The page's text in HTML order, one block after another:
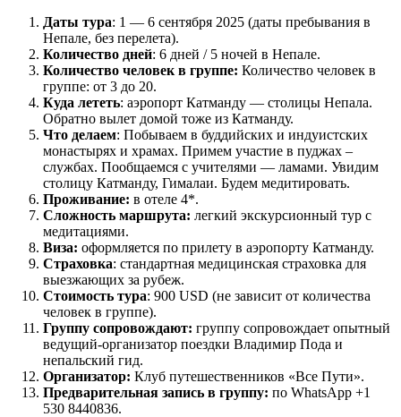
Даты тура: 1 — 6 сентября 2025 (даты пребывания в
Непале, без перелета).
Количество дней: 6 дней / 5 ночей в Непале.
Количество человек в группе: Количество человек в
группе: от 3 до 20.
Куда лететь: аэропорт Катманду — столицы Непала.
Обратно вылет домой тоже из Катманду.
Что делаем: Побываем в буддийских и индуистских
монастырях и храмах. Примем участие в пуджах –
службах. Пообщаемся с учителями — ламами. Увидим
столицу Катманду, Гималаи. Будем медитировать.
Проживание: в отеле 4*.
Сложность маршрута: легкий экскурсионный тур с
медитациями.
Виза: оформляется по прилету в аэропорту Катманду.
Страховка: стандартная медицинская страховка для
выезжающих за рубеж.
Стоимость тура: 900 USD (не зависит от количества
человек в группе).
Группу сопровождают: группу сопровождает опытный
ведущий-организатор поездки Владимир Пода и
непальский гид.
Организатор: Клуб путешественников «Все Пути».
Предварительная запись в группу: по WhatsApp +1
530 8440836.